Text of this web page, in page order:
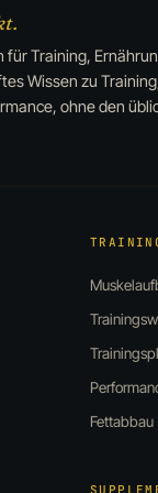
für Training,
Wissen zu
ohne den
Fettabbau